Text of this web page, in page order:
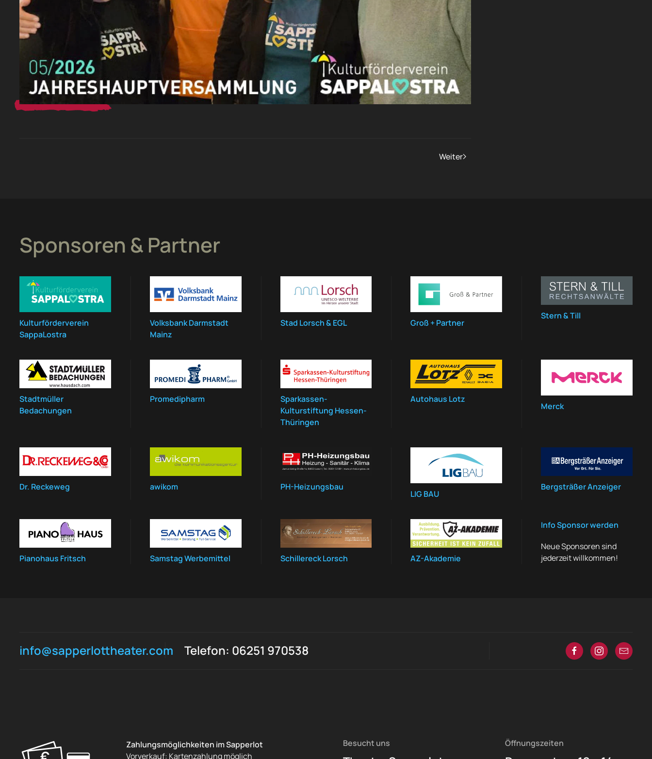
Weiter
Sponsoren & Partner
Kulturförderverein
SappaLostra
Volksbank Darmstadt
Mainz
Stad Lorsch & EGL Groß + Partner
Stern & Till
Stadtmüller
Bedachungen
Promedipharm
Sparkassen-
Kulturstiftung Hessen-
Thüringen
Autohaus Lotz
Merck
Dr. Reckeweg awikom PH-Heizungsbau
LIG BAU
Bergsträßer Anzeiger
Pianohaus Fritsch Samstag Werbemittel Schillereck Lorsch AZ-Akademie
Info Sponsor werden
Neue Sponsoren sind
jederzeit willkommen!
info@sapperlottheater.com Telefon: 06251 970538
Zahlungsmöglichkeiten im Sapperlot
Vorverkauf: Kartenzahlung möglich
Besucht uns Öffnungszeiten